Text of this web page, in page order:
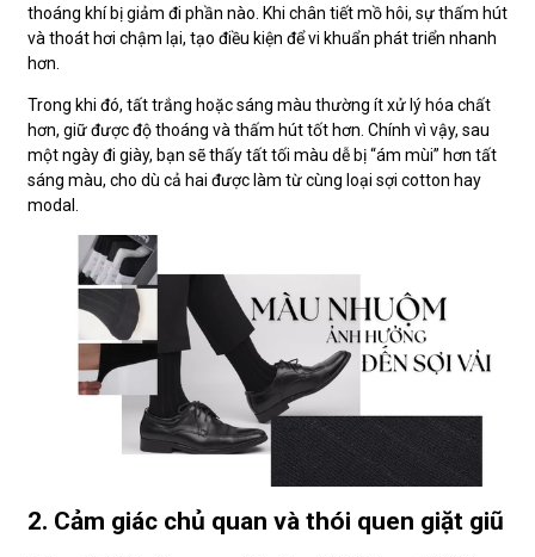
thoáng khí bị giảm đi phần nào. Khi chân tiết mồ hôi, sự thấm hút
và thoát hơi chậm lại, tạo điều kiện để vi khuẩn phát triển nhanh
hơn.
Trong khi đó, tất trắng hoặc sáng màu thường ít xử lý hóa chất
hơn, giữ được độ thoáng và thấm hút tốt hơn. Chính vì vậy, sau
một ngày đi giày, bạn sẽ thấy tất tối màu dễ bị “ám mùi” hơn tất
sáng màu, cho dù cả hai được làm từ cùng loại sợi cotton hay
modal.
2. Cảm giác chủ quan và thói quen giặt giũ